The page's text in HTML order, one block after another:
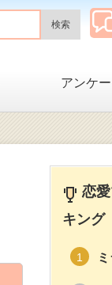
アンケー
恋
キング
1